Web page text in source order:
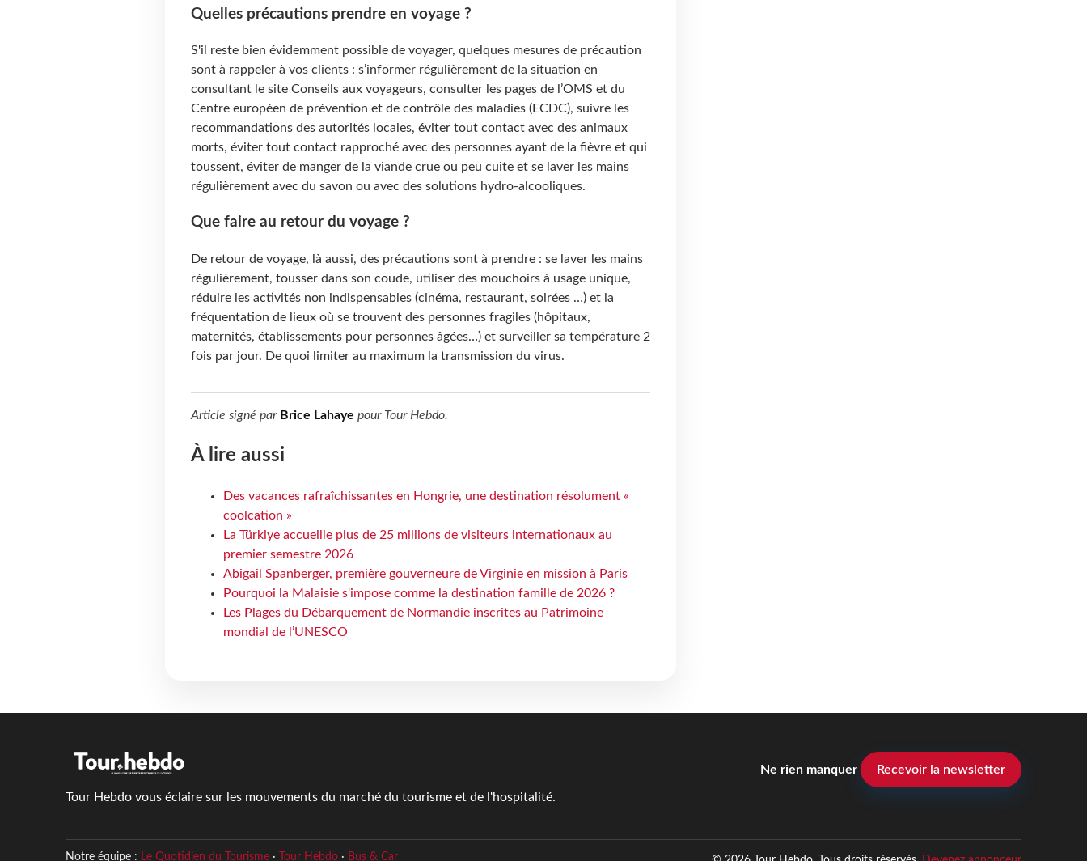
Quelles précautions prendre en voyage ?
S'il reste bien évidemment possible de voyager, quelques mesures de précaution
sont à rappeler à vos clients : s’informer régulièrement de la situation en
consultant le site Conseils aux voyageurs, consulter les pages de l’OMS et du
Centre européen de prévention et de contrôle des maladies (ECDC), suivre les
recommandations des autorités locales, éviter tout contact avec des animaux
morts, éviter tout contact rapproché avec des personnes ayant de la fièvre et qui
toussent, éviter de manger de la viande crue ou peu cuite et se laver les mains
régulièrement avec du savon ou avec des solutions hydro-alcooliques.
Que faire au retour du voyage ?
De retour de voyage, là aussi, des précautions sont à prendre : se laver les mains
régulièrement, tousser dans son coude, utiliser des mouchoirs à usage unique,
réduire les activités non indispensables (cinéma, restaurant, soirées …) et la
fréquentation de lieux où se trouvent des personnes fragiles (hôpitaux,
maternités, établissements pour personnes âgées…) et surveiller sa température 2
fois par jour. De quoi limiter au maximum la transmission du virus.
Article signé par Brice Lahaye pour Tour Hebdo.
À lire aussi
Des vacances rafraîchissantes en Hongrie, une destination résolument «
coolcation »
La Türkiye accueille plus de 25 millions de visiteurs internationaux au
premier semestre 2026
Abigail Spanberger, première gouverneure de Virginie en mission à Paris
Pourquoi la Malaisie s'impose comme la destination famille de 2026 ?
Les Plages du Débarquement de Normandie inscrites au Patrimoine
mondial de l’UNESCO
Tour Hebdo vous éclaire sur les mouvements du marché du tourisme et de l'hospitalité.
Ne rien manquer Recevoir la newsletter
Notre équipe : Le Quotidien du Tourisme· Tour Hebdo· Bus & Car